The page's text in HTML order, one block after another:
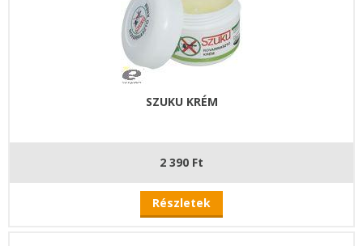
SZUKU KRÉM
2 390 Ft
Részletek